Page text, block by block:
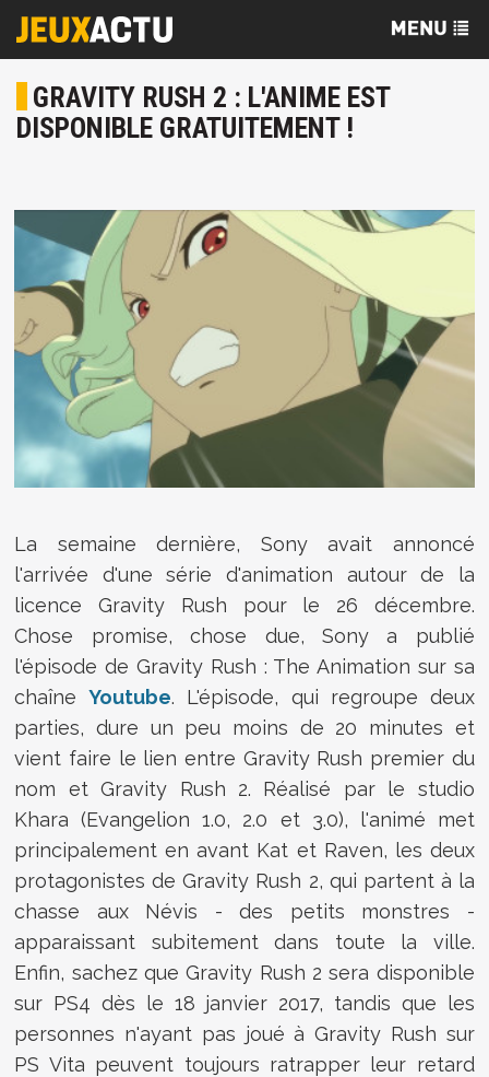
GRAVITY RUSH 2 : L'ANIME EST
DISPONIBLE GRATUITEMENT !
La semaine dernière, Sony avait annoncé
l'arrivée d'une série d'animation autour de la
licence Gravity Rush pour le 26 décembre.
Chose promise, chose due, Sony a publié
l'épisode de Gravity Rush : The Animation sur sa
chaîneYoutube. L'épisode, qui regroupe deux
parties, dure un peu moins de 20 minutes et
vient faire le lien entre Gravity Rush premier du
nom et Gravity Rush 2. Réalisé par le studio
Khara (Evangelion 1.0, 2.0 et 3.0), l'animé met
principalement en avant Kat et Raven, les deux
protagonistes de Gravity Rush 2, qui partent à la
chasse aux Névis - des petits monstres -
apparaissant subitement dans toute la ville.
Enfin, sachez que Gravity Rush 2 sera disponible
sur PS4 dès le 18 janvier 2017, tandis que les
personnes n'ayant pas joué à Gravity Rush sur
PS Vita peuvent toujours ratrapper leur retard